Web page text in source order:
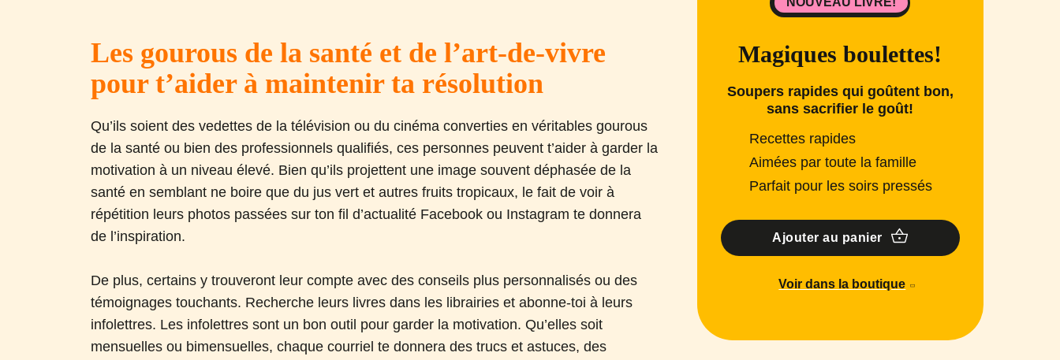
Les gourous de la santé et de l’art-de-vivre
pour t’aider à maintenir ta résolution
Qu’ils soient des vedettes de la télévision ou du cinéma converties en véritables gourous
de la santé ou bien des professionnels qualifiés, ces personnes peuvent t’aider à garder la
motivation à un niveau élevé. Bien qu’ils projettent une image souvent déphasée de la
santé en semblant ne boire que du jus vert et autres fruits tropicaux, le fait de voir à
répétition leurs photos passées sur ton fil d’actualité Facebook ou Instagram te donnera
de l’inspiration.
De plus, certains y trouveront leur compte avec des conseils plus personnalisés ou des
témoignages touchants. Recherche leurs livres dans les librairies et abonne-toi à leurs
infolettres. Les infolettres sont un bon outil pour garder la motivation. Qu’elles soit
mensuelles ou bimensuelles, chaque courriel te donnera des trucs et astuces, des
Magiques boulettes!
Soupers rapides qui goûtent bon,
sans sacrifier le goût!
Recettes rapides
Aimées par toute la famille
Parfait pour les soirs pressés
Ajouter au panier
Voir dans la boutique